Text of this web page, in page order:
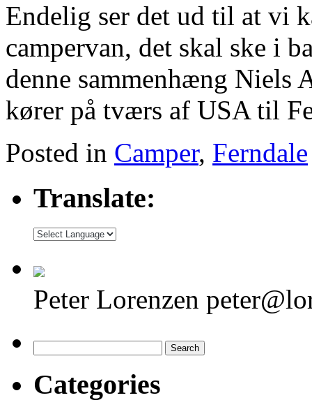
Endelig ser det ud til at vi
campervan, det skal ske i
denne sammenhæng Niels
kører på tværs af USA til
Posted in Camper, Ferndale
Translate:
Peter Lorenzen
for:
Categories